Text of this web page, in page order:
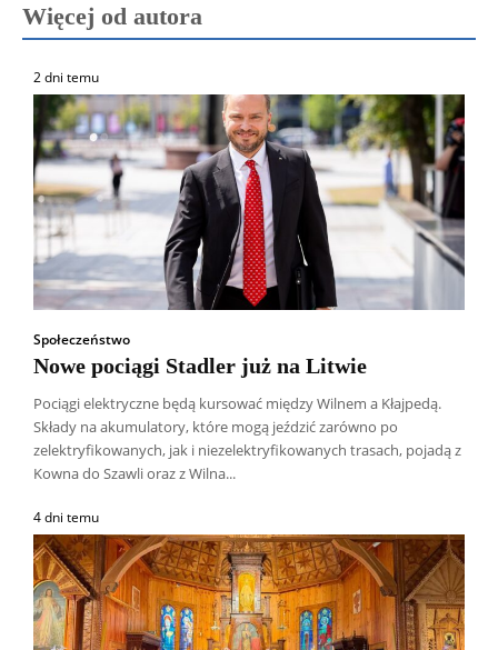
Więcej od autora
2 dni temu
Społeczeństwo
Nowe pociągi Stadler już na Litwie
Pociągi elektryczne będą kursować między Wilnem a Kłajpedą.
Składy na akumulatory, które mogą jeździć zarówno po
zelektryfikowanych, jak i niezelektryfikowanych trasach, pojadą z
Kowna do Szawli oraz z Wilna...
4 dni temu